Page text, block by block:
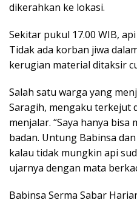
dikerahkan ke lokasi.
Sekitar pukul 17.00 WIB,
Tidak ada korban jiwa
kerugian material ditaksir
Salah satu warga yang
Saragih, mengaku terkejut
menjalar. “Saya hanya
badan. Untung Babinsa
kalau tidak mungkin api
ujarnya dengan mata
Babinsa Serma Sabar